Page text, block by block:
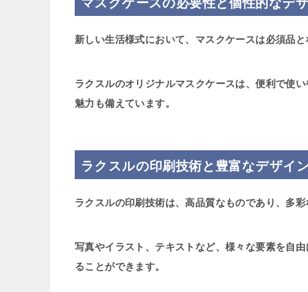
新しい生活様式において、マスクケースは必須品と
ラクスルのオリジナルマスクケースは、便利で使
魅力も備えています。
ラクスルの印刷技術と豊富なデザイ
ラクスルの印刷技術は、高品質なものであり、多彩
写真やイラスト、テキストなど、様々な要素を自
ることができます。